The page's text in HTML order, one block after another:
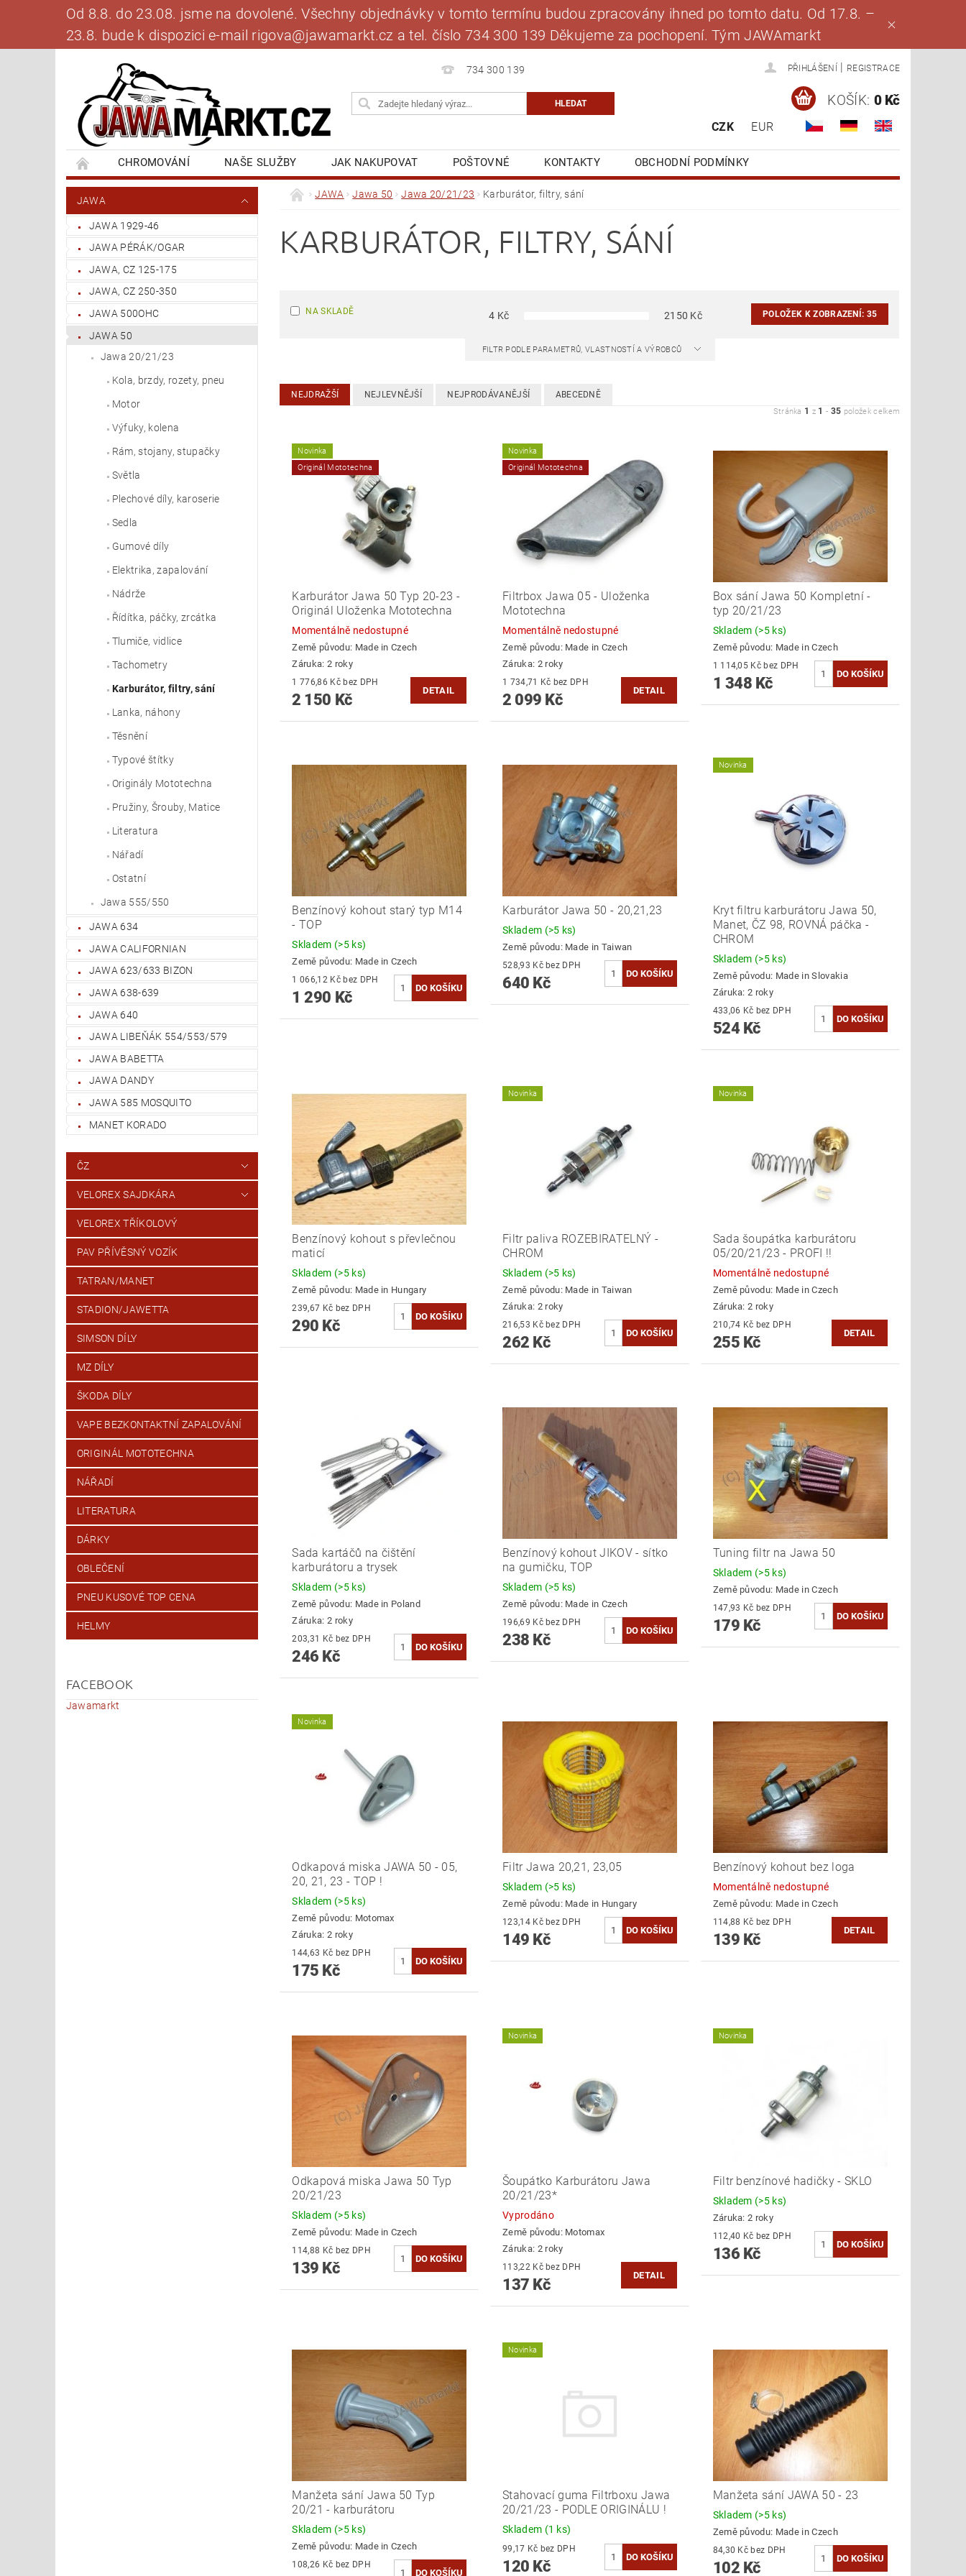
Od 8.8. do 23.08. jsme na dovolené. Všechny objednávky v tomto termínu budou zpracovány ihned po tomto datu. Od 17.8. –
23.8. bude k dispozici e-mail rigova@jawamarkt.cz a tel. číslo 734 300 139 Děkujeme za pochopení. Tým JAWAmarkt
734 300 139 PŘIHLÁŠENÍ REGISTRACE
CZK EUR
KOŠÍK: 0 Kč
CHROMOVÁNÍ NAŠE SLUŽBY JAK NAKUPOVAT POŠTOVNÉ KONTAKTY
OBCHODNÍ PODMÍNKY
BANKOVNÍ SPOJENÍ
NAPIŠTE NÁM BLOG MOJE OBJEDNÁVKA
JAWA
JAWA 1929-46
JAWA PÉRÁK/OGAR
JAWA, CZ 125-175
JAWA, CZ 250-350
JAWA 500OHC
JAWA 50
Jawa 20/21/23
Kola, brzdy, rozety, pneu
Motor
Výfuky, kolena
Rám, stojany, stupačky
Světla
Plechové díly, karoserie
Sedla
Gumové díly
Elektrika, zapalování
Nádrže
Řídítka, páčky, zrcátka
Tlumiče, vidlice
Tachometry
Karburátor, filtry, sání
Lanka, náhony
Těsnění
Typové štítky
Originály Mototechna
Pružiny, Šrouby, Matice
Literatura
Nářadí
Ostatní
Jawa 555/550
JAWA 634
JAWA CALIFORNIAN
JAWA 623/633 BIZON
JAWA 638-639
JAWA 640
JAWA LIBEŇÁK 554/553/579
JAWA BABETTA
JAWA DANDY
JAWA 585 MOSQUITO
MANET KORADO
ČZ
VELOREX SAJDKÁRA
VELOREX TŘÍKOLOVÝ
PAV PŘÍVĚSNÝ VOZÍK
TATRAN/MANET
STADION/JAWETTA
SIMSON DÍLY
MZ DÍLY
ŠKODA DÍLY
VAPE BEZKONTAKTNÍ ZAPALOVÁNÍ
ORIGINÁL MOTOTECHNA
NÁŘADÍ
LITERATURA
DÁRKY
OBLEČENÍ
PNEU KUSOVÉ TOP CENA
HELMY
FACEBOOK
Jawamarkt
JAWA Jawa 50 Jawa 20/21/23 Karburátor, filtry, sání
KARBURÁTOR, FILTRY, SÁNÍ
NA SKLADĚ 4 Kč 2150 Kč POLOŽEK K ZOBRAZENÍ: 35
FILTR PODLE PARAMETRŮ, VLASTNOSTÍ A VÝROBCŮ
NEJDRAŽŠÍ NEJLEVNĚJŠÍ NEJPRODÁVANĚJŠÍ ABECEDNĚ
Stránka 1 z 1 - 35 položek celkem
Novinka
Originál Mototechna
Karburátor Jawa 50 Typ 20-23 -
Originál Uloženka Mototechna
Momentálně nedostupné
Země původu: Made in Czech
Záruka: 2 roky
1 776,86 Kč bez DPH
2 150 Kč
DETAIL
Novinka
Originál Mototechna
Filtrbox Jawa 05 - Uloženka
Mototechna
Momentálně nedostupné
Země původu: Made in Czech
Záruka: 2 roky
1 734,71 Kč bez DPH
2 099 Kč
DETAIL
Box sání Jawa 50 Kompletní -
typ 20/21/23
Skladem (>5 ks)
Země původu: Made in Czech
1 114,05 Kč bez DPH
1 348 Kč
Benzínový kohout starý typ M14
- TOP
Skladem (>5 ks)
Země původu: Made in Czech
1 066,12 Kč bez DPH
1 290 Kč
Karburátor Jawa 50 - 20,21,23
Skladem (>5 ks)
Země původu: Made in Taiwan
528,93 Kč bez DPH
640 Kč
Novinka
Kryt filtru karburátoru Jawa 50,
Manet, ČZ 98, ROVNÁ páčka -
CHROM
Skladem (>5 ks)
Země původu: Made in Slovakia
Záruka: 2 roky
433,06 Kč bez DPH
524 Kč
Benzínový kohout s převlečnou
maticí
Skladem (>5 ks)
Země původu: Made in Hungary
239,67 Kč bez DPH
290 Kč
Novinka
Filtr paliva ROZEBIRATELNÝ -
CHROM
Skladem (>5 ks)
Země původu: Made in Taiwan
Záruka: 2 roky
216,53 Kč bez DPH
262 Kč
Novinka
Sada šoupátka karburátoru
05/20/21/23 - PROFI !!
Momentálně nedostupné
Země původu: Made in Czech
Záruka: 2 roky
210,74 Kč bez DPH
255 Kč
DETAIL
Sada kartáčů na čištění
karburátoru a trysek
Skladem (>5 ks)
Země původu: Made in Poland
Záruka: 2 roky
203,31 Kč bez DPH
246 Kč
Benzínový kohout JIKOV - sítko
na gumičku, TOP
Skladem (>5 ks)
Země původu: Made in Czech
196,69 Kč bez DPH
238 Kč
Tuning filtr na Jawa 50
Skladem (>5 ks)
Země původu: Made in Czech
147,93 Kč bez DPH
179 Kč
Novinka
Odkapová miska JAWA 50 - 05,
20, 21, 23 - TOP !
Skladem (>5 ks)
Země původu: Motomax
Záruka: 2 roky
144,63 Kč bez DPH
175 Kč
Filtr Jawa 20,21, 23,05
Skladem (>5 ks)
Země původu: Made in Hungary
123,14 Kč bez DPH
149 Kč
Benzínový kohout bez loga
Momentálně nedostupné
Země původu: Made in Czech
114,88 Kč bez DPH
139 Kč
DETAIL
Odkapová miska Jawa 50 Typ
20/21/23
Skladem (>5 ks)
Země původu: Made in Czech
114,88 Kč bez DPH
139 Kč
Novinka
Šoupátko Karburátoru Jawa
20/21/23*
Vyprodáno
Země původu: Motomax
Záruka: 2 roky
113,22 Kč bez DPH
137 Kč
DETAIL
Novinka
Filtr benzínové hadičky - SKLO
Skladem (>5 ks)
Záruka: 2 roky
112,40 Kč bez DPH
136 Kč
Manžeta sání Jawa 50 Typ
20/21 - karburátoru
Skladem (>5 ks)
Země původu: Made in Czech
108,26 Kč bez DPH
Novinka
Stahovací guma Filtrboxu Jawa
20/21/23 - PODLE ORIGINÁLU !
Skladem (1 ks)
99,17 Kč bez DPH
120 Kč
Manžeta sání JAWA 50 - 23
Skladem (>5 ks)
Země původu: Made in Czech
84,30 Kč bez DPH
102 Kč